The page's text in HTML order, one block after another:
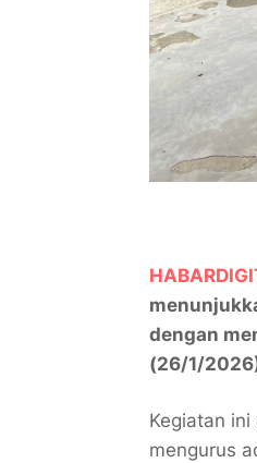
dengan
(26/1/
Kegiatan
mengurus